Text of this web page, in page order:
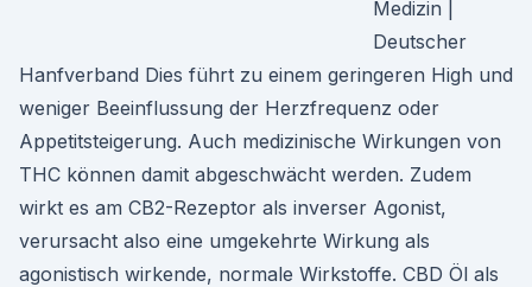
Medizin |
Deutscher
Hanfverband Dies führt zu einem geringeren High und
weniger Beeinflussung der Herzfrequenz oder
Appetitsteigerung. Auch medizinische Wirkungen von
THC können damit abgeschwächt werden. Zudem
wirkt es am CB2-Rezeptor als inverser Agonist,
verursacht also eine umgekehrte Wirkung als
agonistisch wirkende, normale Wirkstoffe. CBD Öl als